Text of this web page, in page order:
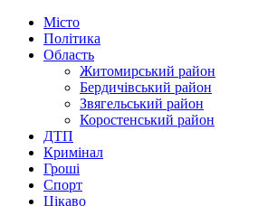
Місто
Політика
Область
Житомирський район
Бердичівський район
Звягельський район
Коростенський район
ДТП
Кримінал
Гроші
Спорт
Цікаво